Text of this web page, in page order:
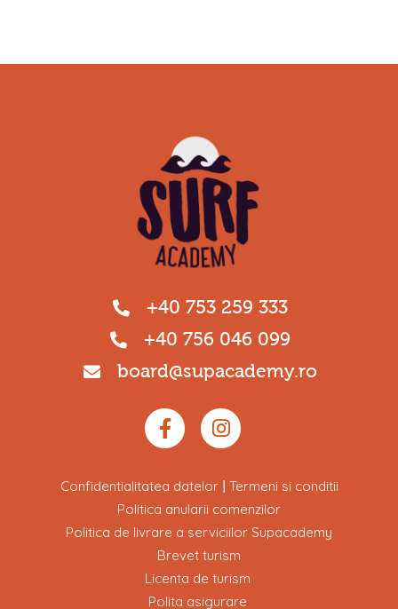
+40 753 259 333
+40 756 046 099
board@supacademy.ro
Confidentialitatea datelor| Termeni si conditii
Politica anularii comenzilor
Politica de livrare a serviciilor Supacademy
Brevet turism
Licenta de turism
Polita asigurare